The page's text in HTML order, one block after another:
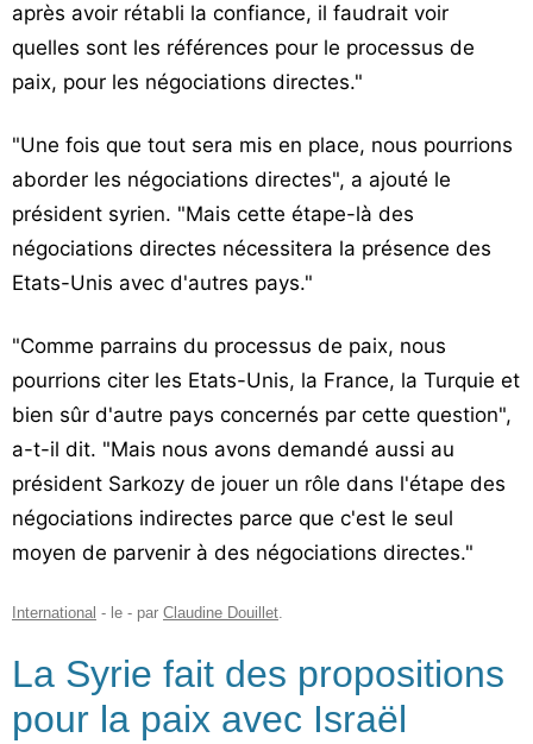
après avoir rétabli la confiance, il faudrait voir
quelles sont les références pour le processus de
paix, pour les négociations directes."
"Une fois que tout sera mis en place, nous pourrions
aborder les négociations directes", a ajouté le
président syrien. "Mais cette étape-là des
négociations directes nécessitera la présence des
Etats-Unis avec d'autres pays."
"Comme parrains du processus de paix, nous
pourrions citer les Etats-Unis, la France, la Turquie et
bien sûr d'autre pays concernés par cette question",
a-t-il dit. "Mais nous avons demandé aussi au
président Sarkozy de jouer un rôle dans l'étape des
négociations indirectes parce que c'est le seul
moyen de parvenir à des négociations directes."
International - le - par Claudine Douillet.
La Syrie fait des propositions
pour la paix avec Israël